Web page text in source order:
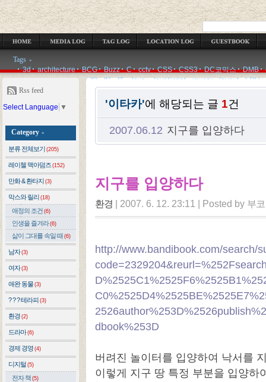
LOG GUESTBOOK ADMIN WRITE
Tags »
3d architecture BCG Buzz C cctv CSS CSS3 DC코믹스 DMB
IQ
IR IT Java JavaScript jquery layout
LOH
Rss feed
Select Language ▼
Category »
분류 전체보기 (205)
레이첼 맥아덤즈 (152)
만화 & 환타지 (3)
막스와 릴리 (18)
애정의 조건 (6)
인생을 즐겨라(6)
삶이 그대를 속일 때 (6)
남자(3)
여자(3)
애완 동물(3)
? ? ? 테라피 (3)
환경 (2)
드라마(6)
경제 경영 (4)
디지털 (5)
전자 책 (5)
'이타카'에 해당되는 글 1건
2007.06.12 지구를 입양하다
지구를 입양하다
환경 | 2007. 6. 12. 23:11 | Posted by 부코
http://www.bandibook.com/search/
dbook%253D
버려진 놀이터를 입양하여 낙서를
이렇게 지구 땅 특정 부분을 입양하